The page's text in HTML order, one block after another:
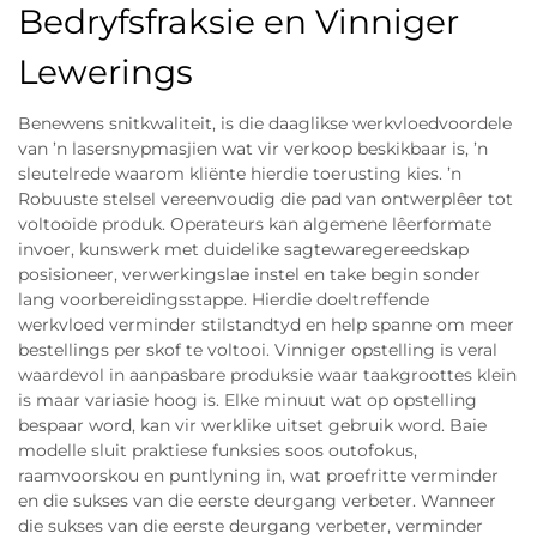
Bedryfsfraksie en Vinniger
Lewerings
Benewens snitkwaliteit, is die daaglikse werkvloedvoordele
van ’n lasersnypmasjien wat vir verkoop beskikbaar is, ’n
sleutelrede waarom kliënte hierdie toerusting kies. ’n
Robuuste stelsel vereenvoudig die pad van ontwerplêer tot
voltooide produk. Operateurs kan algemene lêerformate
invoer, kunswerk met duidelike sagtewaregereedskap
posisioneer, verwerkingslae instel en take begin sonder
lang voorbereidingsstappe. Hierdie doeltreffende
werkvloed verminder stilstandtyd en help spanne om meer
bestellings per skof te voltooi. Vinniger opstelling is veral
waardevol in aanpasbare produksie waar taakgroottes klein
is maar variasie hoog is. Elke minuut wat op opstelling
bespaar word, kan vir werklike uitset gebruik word. Baie
modelle sluit praktiese funksies soos outofokus,
raamvoorskou en puntlyning in, wat proefritte verminder
en die sukses van die eerste deurgang verbeter. Wanneer
die sukses van die eerste deurgang verbeter, verminder